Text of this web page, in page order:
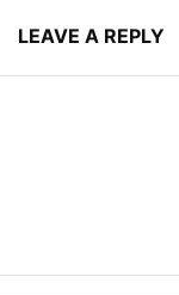
LEAVE A REPLY